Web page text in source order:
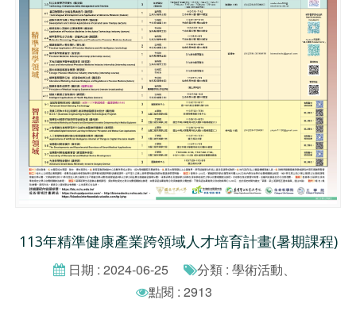
113年精準健康產業跨領域人才培育計畫(暑期課程)
日期 : 2024-06-25
分類 : 學術活動、
點閱 : 2913